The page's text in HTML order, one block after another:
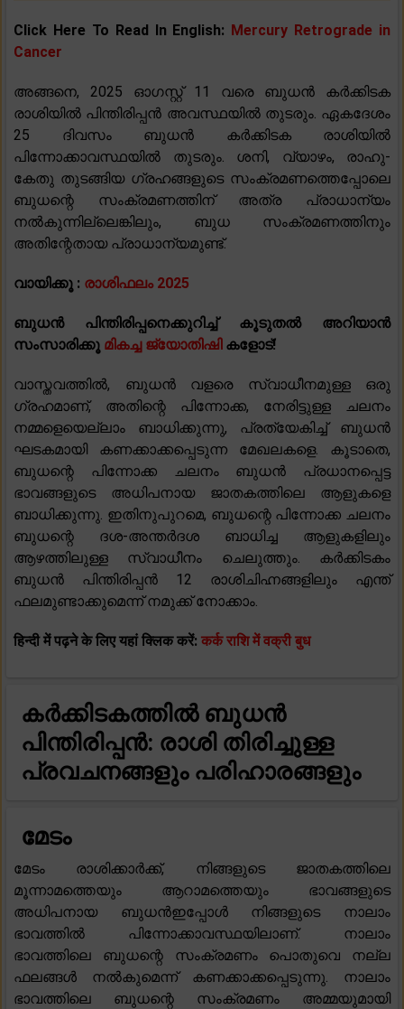
Click Here To Read In English: Mercury Retrograde in
Cancer
അങ്ങനെ, 2025 ഓഗസ്റ്റ് 11 വരെ ബുധൻ കർക്കിടക
രാശിയിൽ പിന്തിരിപ്പൻ അവസ്ഥയിൽ തുടരും. ഏകദേശം
25 ദിവസം ബുധൻ കർക്കിടക രാശിയിൽ
പിന്നോക്കാവസ്ഥയിൽ തുടരും. ശനി, വ്യാഴം, രാഹു-
കേതു തുടങ്ങിയ ഗ്രഹങ്ങളുടെ സംക്രമണത്തെപ്പോലെ
ബുധന്റെ സംക്രമണത്തിന് അത്ര പ്രാധാന്യം
നൽകുന്നില്ലെങ്കിലും, ബുധ സംക്രമണത്തിനും
അതിന്റേതായ പ്രാധാന്യമുണ്ട്.
വായിക്കൂ : രാശിഫലം 2025
ബുധൻ പിന്തിരിപ്പനെക്കുറിച്ച് കൂടുതൽ അറിയാൻ
സംസാരിക്കൂ മികച്ച ജ്യോതിഷി കളോട്!
വാസ്തവത്തിൽ, ബുധൻ വളരെ സ്വാധീനമുള്ള ഒരു
ഗ്രഹമാണ്, അതിന്റെ പിന്നോക്ക, നേരിട്ടുള്ള ചലനം
നമ്മളെയെല്ലാം ബാധിക്കുന്നു, പ്രത്യേകിച്ച് ബുധൻ
ഘടകമായി കണക്കാക്കപ്പെടുന്ന മേഖലകളെ. കൂടാതെ,
ബുധന്റെ പിന്നോക്ക ചലനം ബുധൻ പ്രധാനപ്പെട്ട
ഭാവങ്ങളുടെ അധിപനായ ജാതകത്തിലെ ആളുകളെ
ബാധിക്കുന്നു. ഇതിനുപുറമെ, ബുധന്റെ പിന്നോക്ക ചലനം
ബുധന്റെ ദശ-അന്തർദശ ബാധിച്ച ആളുകളിലും
ആഴത്തിലുള്ള സ്വാധീനം ചെലുത്തും. കർക്കിടകം
ബുധൻ പിന്തിരിപ്പൻ 12 രാശിചിഹ്നങ്ങളിലും എന്ത്
ഫലമുണ്ടാക്കുമെന്ന് നമുക്ക് നോക്കാം.
हिन्दी में पढ़ने के लिए यहां क्लिक करें: कर्क राशि में वक्री बुध
കർക്കിടകത്തിൽ ബുധൻ
പിന്തിരിപ്പൻ: രാശി തിരിച്ചുള്ള
പ്രവചനങ്ങളും പരിഹാരങ്ങളും
മേടം
മേടം രാശിക്കാർക്ക്, നിങ്ങളുടെ ജാതകത്തിലെ
മൂന്നാമത്തെയും ആറാമത്തെയും ഭാവങ്ങളുടെ
അധിപനായ ബുധൻഇപ്പോൾ നിങ്ങളുടെ നാലാം
ഭാവത്തിൽ പിന്നോക്കാവസ്ഥയിലാണ്. നാലാം
ഭാവത്തിലെ ബുധന്റെ സംക്രമണം പൊതുവെ നല്ല
ഫലങ്ങൾ നൽകുമെന്ന് കണക്കാക്കപ്പെടുന്നു. നാലാം
ഭാവത്തിലെ ബുധന്റെ സംക്രമണം അമ്മയുമായി